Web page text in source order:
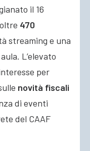
il 16
470
streaming e una
L’elevato
per
novità fiscali
di eventi
del CAAF